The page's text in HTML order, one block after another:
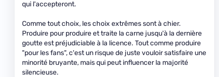
qui l'accepteront.
Comme tout choix, les choix extrêmes sont à chier.
Produire pour produire et traite la carne jusqu'à la dernière
goutte est préjudiciable à la licence. Tout comme produire
"pour les fans", c'est un risque de juste vouloir satisfaire une
minorité bruyante, mais qui peut influencer la majorité
silencieuse.